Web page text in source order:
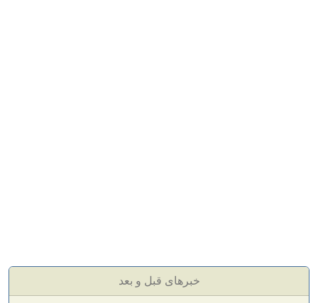
خبرهای قبل و بعد